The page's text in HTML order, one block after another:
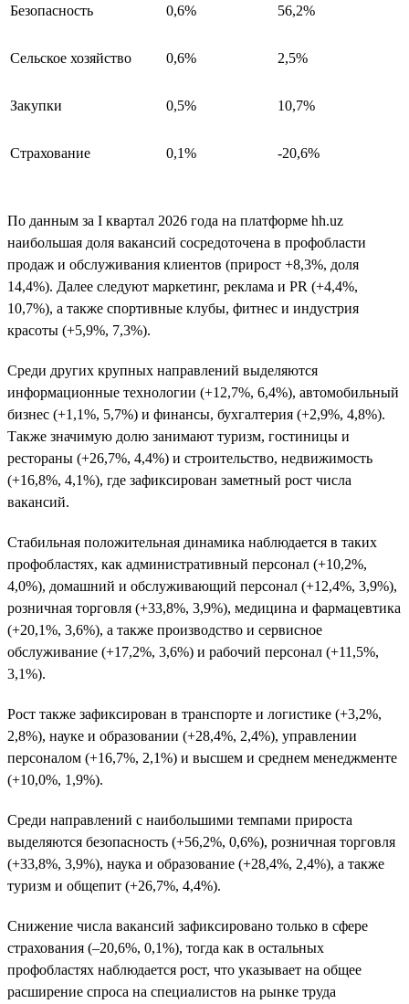
Безопасность 0,6% 56,2%
Сельское хозяйство 0,6% 2,5%
Закупки 0,5% 10,7%
Страхование 0,1% -20,6%
По данным за I квартал 2026 года на платформе hh.uz
наибольшая доля вакансий сосредоточена в профобласти
продаж и обслуживания клиентов (прирост +8,3%, доля
14,4%). Далее следуют маркетинг, реклама и PR (+4,4%,
10,7%), а также спортивные клубы, фитнес и индустрия
красоты (+5,9%, 7,3%).
Среди других крупных направлений выделяются
информационные технологии (+12,7%, 6,4%), автомобильный
бизнес (+1,1%, 5,7%) и финансы, бухгалтерия (+2,9%, 4,8%).
Также значимую долю занимают туризм, гостиницы и
рестораны (+26,7%, 4,4%) и строительство, недвижимость
(+16,8%, 4,1%), где зафиксирован заметный рост числа
вакансий.
Стабильная положительная динамика наблюдается в таких
профобластях, как административный персонал (+10,2%,
4,0%), домашний и обслуживающий персонал (+12,4%, 3,9%),
розничная торговля (+33,8%, 3,9%), медицина и фармацевтика
(+20,1%, 3,6%), а также производство и сервисное
обслуживание (+17,2%, 3,6%) и рабочий персонал (+11,5%,
3,1%).
Рост также зафиксирован в транспорте и логистике (+3,2%,
2,8%), науке и образовании (+28,4%, 2,4%), управлении
персоналом (+16,7%, 2,1%) и высшем и среднем менеджменте
(+10,0%, 1,9%).
Среди направлений с наибольшими темпами прироста
выделяются безопасность (+56,2%, 0,6%), розничная торговля
(+33,8%, 3,9%), наука и образование (+28,4%, 2,4%), а также
туризм и общепит (+26,7%, 4,4%).
Снижение числа вакансий зафиксировано только в сфере
страхования (–20,6%, 0,1%), тогда как в остальных
профобластях наблюдается рост, что указывает на общее
расширение спроса на специалистов на рынке труда